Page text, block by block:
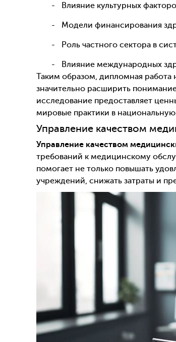
Влияние культурных
Модели финансирования
Роль частного сектора в
Влияние международных
Таким образом, дипломная работа
значительно расширить
исследование предоставляет
мировые практики в
Управление качеством
Управление качеством
требований к медицинскому
помогает не только повышать
учреждений, снижать затраты и